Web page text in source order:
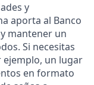
y
aporta al Banco
mantener un
Si necesitas
un lugar
en formato